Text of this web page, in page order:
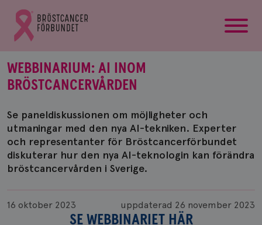
Gå
till
Bröstcancerförbundets
WEBBINARIUM: AI INOM
BRÖSTCANCERVÅRDEN
Se paneldiskussionen om möjligheter och
utmaningar med den nya AI-tekniken. Experter
och representanter för Bröstcancerförbundet
diskuterar hur den nya AI-teknologin kan förändra
bröstcancervården i Sverige.
Publicerad
16 oktober 2023 uppdaterad 26 november 2023
SE WEBBINARIET HÄR